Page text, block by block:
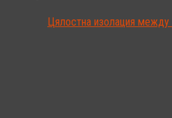
Цялостна изолация между